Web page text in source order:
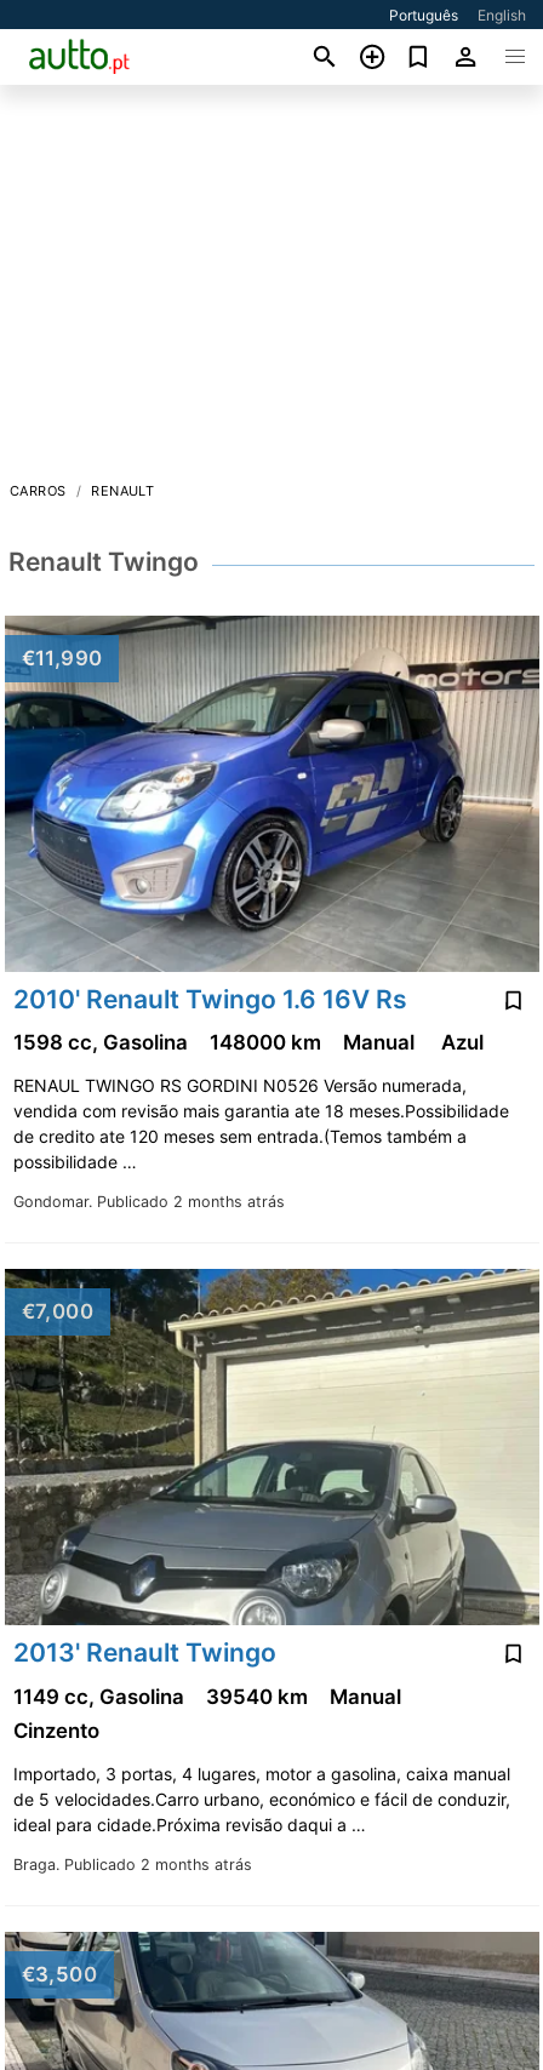
Português English
CARROS RENAULT
Renault Twingo
€11,990
2010' Renault Twingo 1.6 16V Rs
Gondomar. Publicado 2 months atrás
1598 cc, Gasolina 148000 km Manual Azul
RENAUL TWINGO RS GORDINI N0526 Versão numerada,
vendida com revisão mais garantia ate 18 meses.Possibilidade
de credito ate 120 meses sem entrada.(Temos também a
possibilidade …
€7,000
2013' Renault Twingo
Braga. Publicado 2 months atrás
1149 cc, Gasolina 39540 km
Manual
Cinzento
Importado, 3 portas, 4 lugares, motor a gasolina, caixa manual
de 5 velocidades.Carro urbano, económico e fácil de conduzir,
ideal para cidade.Próxima revisão daqui a …
€3,500